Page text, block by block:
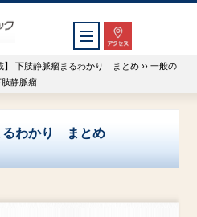
】 下肢静脈瘤まるわかり まとめ ›› 一般の
静脈瘤
るわかり まとめ